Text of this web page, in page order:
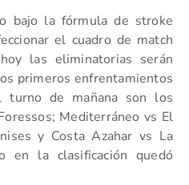
bajo la fórmula de stroke
el cuadro de match
las eliminatorias serán
primeros enfrentamientos
de mañana son los
Mediterráneo vs El
y Costa Azahar vs La
en la clasificación quedó